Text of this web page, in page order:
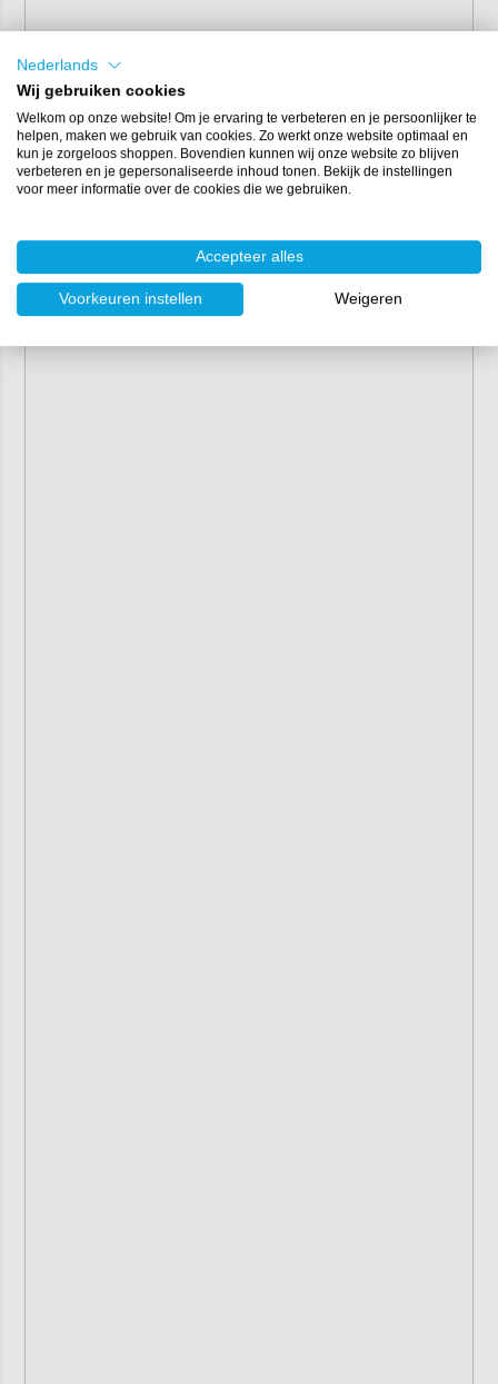
Mengbekers, mengspatels en een paar nitril
handschoenen.
Eigenschappen
Merk:West System
Nederlands
Wij gebruiken cookies
Welkom op onze website! Om je ervaring te verbeteren en je persoonlijker te
helpen, maken we gebruik van cookies. Zo werkt onze website optimaal en
kun je zorgeloos shoppen. Bovendien kunnen wij onze website zo blijven
verbeteren en je gepersonaliseerde inhoud tonen. Bekijk de instellingen
voor meer informatie over de cookies die we gebruiken.
Accepteer alles
Voorkeuren instellen Weigeren